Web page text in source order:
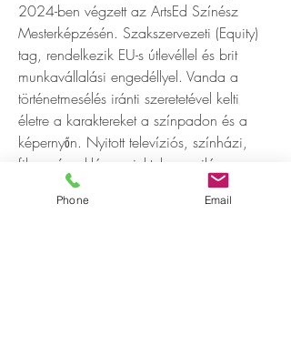
2024-ben végzett az ArtsEd Színész
Mesterképzésén. Szakszervezeti (Equity)
tag, rendelkezik EU-s útlevéllel és brit
munkavállalási engedéllyel. Vanda a
történetmesélés iránti szeretetével kelti
életre a karaktereket a színpadon és a
képernyőn. Nyitott televíziós, színházi,
filmes és reklámprojektekre a világ
bármely pontján. Vanda folyamatosan
keresi az új és izgalmas alkalmakat, hogy
Phone Email